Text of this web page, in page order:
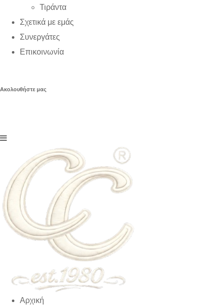
Τιράντα
Σχετικά με εμάς
Συνεργάτες
Επικοινωνία
Ακολουθήστε μας
Αρχική